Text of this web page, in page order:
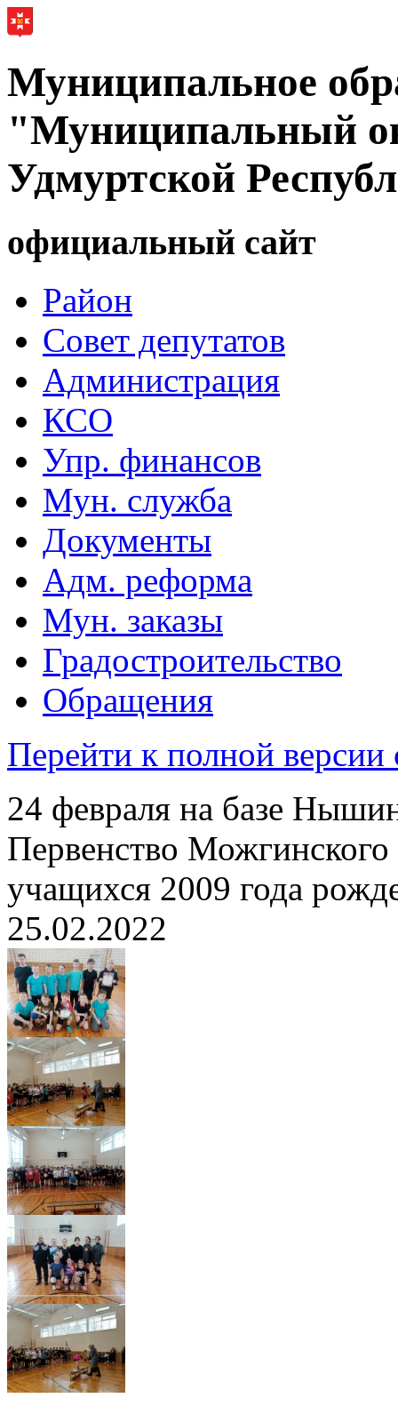
Муниципальное
"Муниципальный
Удмуртской
официальный сайт
Район
Совет депутатов
Администрация
КСО
Упр. финансов
Мун. служба
Документы
Адм. реформа
Мун. заказы
Градостроительство
Обращения
Перейти к полной версии
24 февраля на базе
Первенство
учащихся 2009 года
25.02.2022